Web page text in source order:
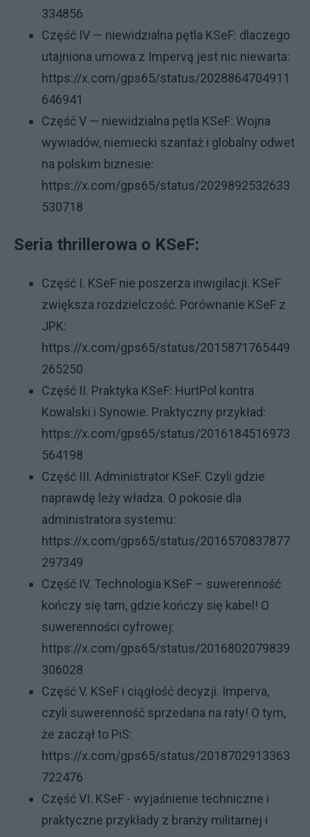
334856
Część IV — niewidzialna pętla KSeF: dlaczego
utajniona umowa z Impervą jest nic niewarta:
https://x.com/gps65/status/2028864704911
646941
Część V — niewidzialna pętla KSeF: Wojna
wywiadów, niemiecki szantaż i globalny odwet
na polskim biznesie:
https://x.com/gps65/status/2029892532633
530718
Seria thrillerowa o KSeF:
Część I. KSeF nie poszerza inwigilacji. KSeF
zwiększa rozdzielczość. Porównanie KSeF z
JPK:
https://x.com/gps65/status/2015871765449
265250
Część II. Praktyka KSeF: HurtPol kontra
Kowalski i Synowie. Praktyczny przykład:
https://x.com/gps65/status/2016184516973
564198
Część III. Administrator KSeF. Czyli gdzie
naprawdę leży władza. O pokosie dla
administratora systemu:
https://x.com/gps65/status/2016570837877
297349
Część IV. Technologia KSeF – suwerenność
kończy się tam, gdzie kończy się kabel! O
suwerenności cyfrowej:
https://x.com/gps65/status/2016802079839
306028
Część V. KSeF i ciągłość decyzji. Imperva,
czyli suwerenność sprzedana na raty! O tym,
że zaczął to PiS:
https://x.com/gps65/status/2018702913363
722476
Część VI. KSeF - wyjaśnienie techniczne i
praktyczne przykłady z branży militarnej i